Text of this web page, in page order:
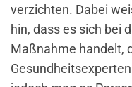
verzichten. Dabei
hin, dass es sich bei
Maßnahme handelt,